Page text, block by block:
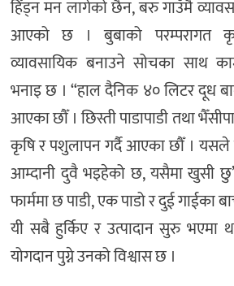
हिँड्न मन लागेको छैन, बरु गाउँमै
आएको छ । बुबाको परम्परागत
व्यावसायिक बनाउने सोचका साथ
भनाइ छ । “हाल दैनिक ४० लिटर दूध
आएका छौँ । छिस्ती पाडापाडी तथा
कृषि र पशुलापन गर्दै आएका छौँ । यसले
आम्दानी दुवै भइहेको छ, यसैमा खुसी
फार्ममा छ पाडी, एक पाडो र दुई गाईका
यी सबै हुर्किए र उत्पादान सुरु भएमा
योगदान पुग्ने उनको विश्वास छ ।